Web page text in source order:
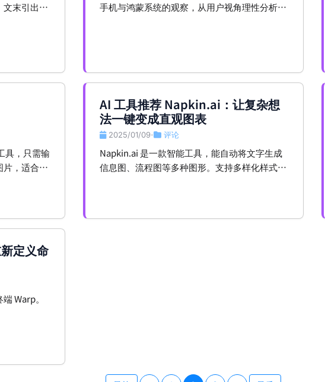
文末引出进
手机与鸿蒙系统的观察，从用户视角理性分析华
具，只需输
片，适合创
AI 工具推荐 Napkin.ai：让复杂想
法一键变成直观图表
2025/01/09• 评论
Napkin.ai 是一款智能工具，能自动将文字生成
信息图、流程图等多种图形。支持多样化样式选
定义命
Warp。